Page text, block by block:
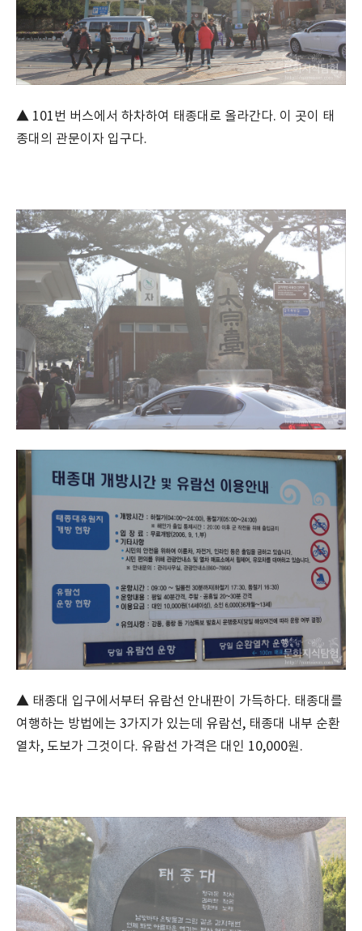
▲ 101번 버스에서 하차하여 태종대로 올라간다. 이 곳이 태
종대의 관문이자 입구다.
▲ 태종대 입구에서부터 유람선 안내판이 가득하다. 태종대를
여행하는 방법에는 3가지가 있는데 유람선, 태종대 내부 순환
열차, 도보가 그것이다. 유람선 가격은 대인 10,000원.